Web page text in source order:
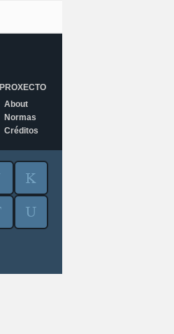
PROXECTO
About
Normas
Créditos